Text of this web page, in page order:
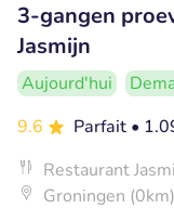
3-gangen
Jasmijn
Aujourd'hui
9.6
Parfait •
Restaurant
Groningen (0km)